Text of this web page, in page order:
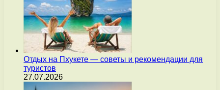
Отдых на Пхукете — советы и рекомендации для
туристов
27.07.2026